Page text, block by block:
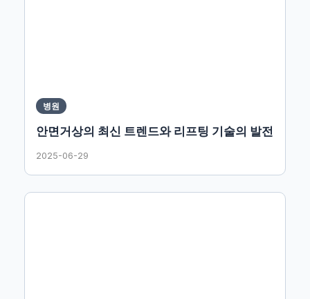
병원
안면거상의 최신 트렌드와 리프팅 기술의 발전
2025-06-29